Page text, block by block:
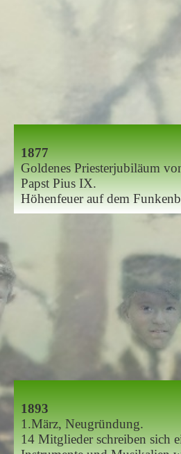
1877
Goldenes Priesterjubiläum
Papst Pius IX.
Höhenfeuer auf dem
1893
1.März, Neugründung.
14 Mitgliederschreiben sich